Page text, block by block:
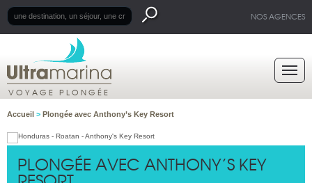
NOS AGENCES
VOYAGE PLONGÉE
Accueil > Plongée avec Anthony’s Key Resort
PLONGÉE AVEC ANTHONY’S KEY